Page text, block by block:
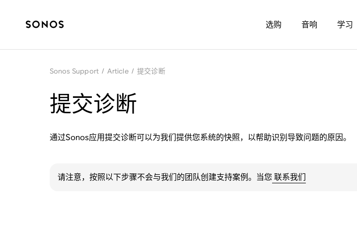
选购 音响 学习
Sonos Support / Article / 提交诊断
提交诊断
通过Sonos应用提交诊断可以为我们提供您系统的快照，以帮助识别导致问题的原因。
请注意，按照以下步骤不会与我们的团队创建支持案例。当您 联系我们